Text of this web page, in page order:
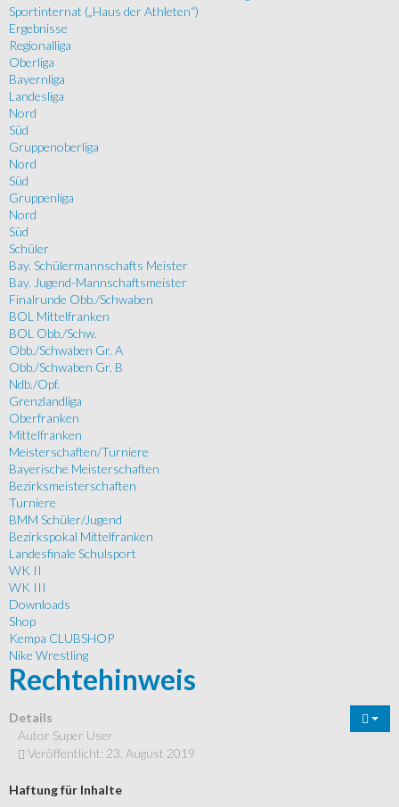
Sportinternat („Haus der Athleten“)
Ergebnisse
Regionalliga
Oberliga
Bayernliga
Landesliga
Nord
Süd
Gruppenoberliga
Nord
Süd
Gruppenliga
Nord
Süd
Schüler
Bay. Schülermannschafts Meister
Bay. Jugend-Mannschaftsmeister
Finalrunde Obb./Schwaben
BOL Mittelfranken
BOL Obb./Schw.
Obb./Schwaben Gr. A
Obb./Schwaben Gr. B
Ndb./Opf.
Grenzlandliga
Oberfranken
Mittelfranken
Meisterschaften/Turniere
Bayerische Meisterschaften
Bezirksmeisterschaften
Turniere
BMM Schüler/Jugend
Bezirkspokal Mittelfranken
Landesfinale Schulsport
WK II
WK III
Downloads
Shop
Kempa CLUBSHOP
Nike Wrestling
Rechtehinweis
Details
Autor Super User
Veröffentlicht: 23. August 2019
Haftung für Inhalte